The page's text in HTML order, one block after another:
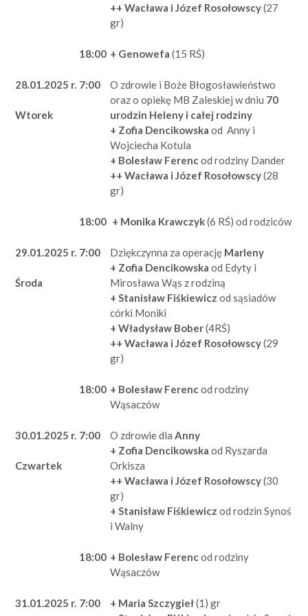
++ Wacława i Józef Rosołowscy(27
gr)
18:00 + Genowefa (15 RŚ)
28.01.2025 r.
Wtorek
7:00
O zdrowie i Boże Błogosławieństwo
oraz o opiekę MB Zaleskiej w dniu 70
urodzin Heleny i całej rodziny
+ Zofia Dencikowska od Anny i
Wojciecha Kotula
+ Bolesław Ferencod rodziny Dander
++ Wacława i Józef Rosołowscy(28
gr)
18:00 + Monika Krawczyk(6 RŚ) od rodziców
29.01.2025 r.
Środa
7:00 Dziękczynna za operację Marleny
+ Zofia Dencikowska od Edyty i
Mirosława Wąs z rodziną
+ Stanisław Fiśkiewicz od sąsiadów
córki Moniki
+ Władysław Bober(4RŚ)
++ Wacława i Józef Rosołowscy(29
gr)
18:00 + Bolesław Ferencod rodziny
Wąsaczów
30.01.2025 r.
Czwartek
7:00 O zdrowie dla Anny
+ Zofia Dencikowska od Ryszarda
Orkisza
++ Wacława i Józef Rosołowscy(30
gr)
+ Stanisław Fiśkiewicz od rodzin Synoś
i Walny
18:00 + Bolesław Ferencod rodziny
Wąsaczów
31.01.2025 r. 7:00 + Maria Szczygieł(1) gr